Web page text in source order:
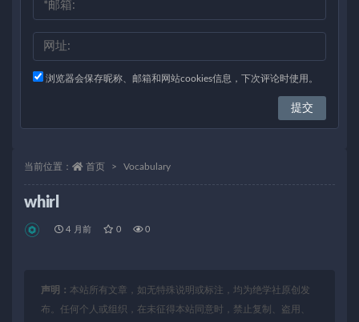
浏览器会保存昵称、邮箱和网站cookies信息，下次评论时使用。
当前位置： 首页 Vocabulary
whirl
4 月前 0 0
声明： 本站所有文章，如无特殊说明或标注，均为绝学社原创发
布。任何个人或组织，在未征得本站同意时，禁止复制、盗用、